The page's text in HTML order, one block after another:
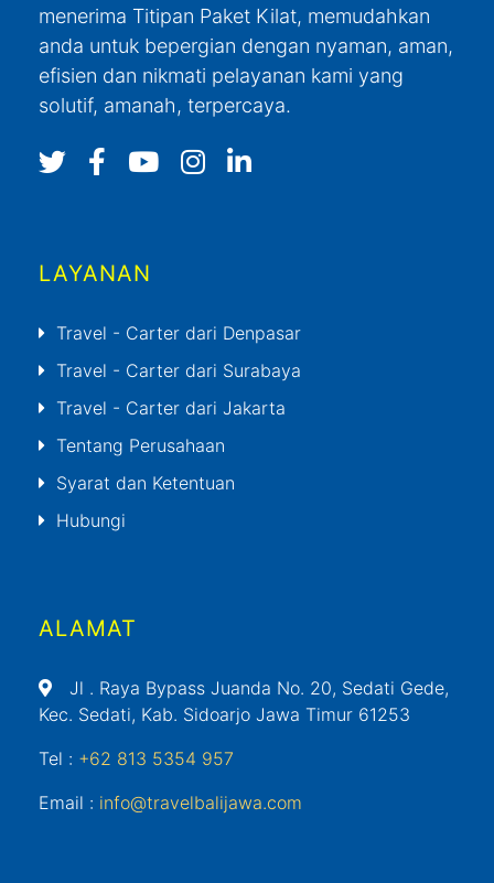
menerima Titipan Paket Kilat, memudahkan
anda untuk bepergian dengan nyaman, aman,
efisien dan nikmati pelayanan kami yang
solutif, amanah, terpercaya.
LAYANAN
Travel - Carter dari Denpasar
Travel - Carter dari Surabaya
Travel - Carter dari Jakarta
Tentang Perusahaan
Syarat dan Ketentuan
Hubungi
ALAMAT
Jl . Raya Bypass Juanda No. 20, Sedati Gede,
Kec. Sedati, Kab. Sidoarjo Jawa Timur 61253
Tel : +62 813 5354 957
Email : info@travelbalijawa.com